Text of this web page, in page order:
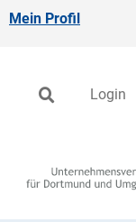
Mein Profil
Login